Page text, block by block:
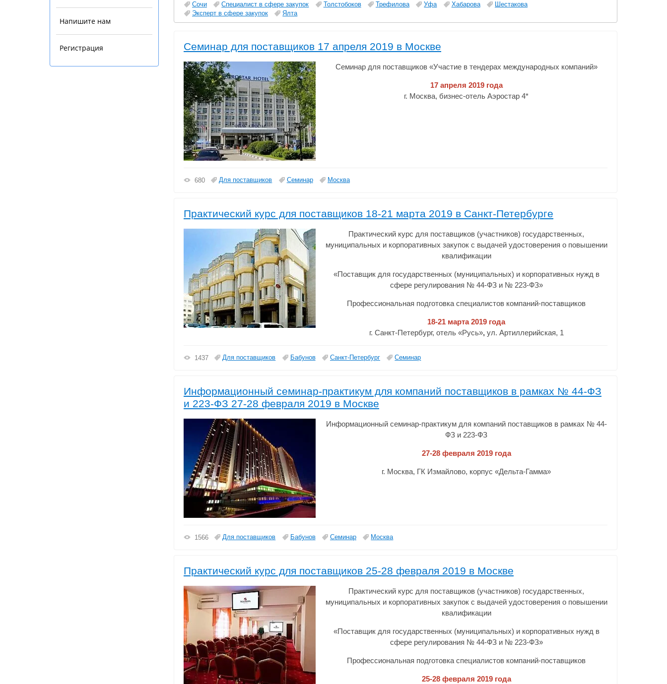
Напишите нам
Регистрация
Сочи
Специалист в сфере закупок Толстобоков Трефилова Уфа Хабарова
Шестакова
Эксперт в сфере закупок
Ялта
Семинар для поставщиков 17 апреля 2019 в Москве
Семинар для поставщиков «Участие в тендерах международных компаний»
17 апреля 2019 года
г. Москва, бизнес-отель Аэростар 4*
680 Для поставщиков Семинар Москва
Практический курс для поставщиков 18-21 марта 2019 в Санкт-Петербурге
Практический курс для поставщиков (участников) государственных,
муниципальных и корпоративных закупок с выдачей удостоверения о повышении
квалификации
«Поставщик для государственных (муниципальных) и корпоративных нужд в
сфере регулирования № 44-ФЗ и № 223-ФЗ»
Профессиональная подготовка специалистов компаний-поставщиков
18-21 марта 2019 года
г. Санкт-Петербург, отель «Русь», ул. Артиллерийская, 1
1437 Для поставщиков Бабунов Санкт-Петербург Семинар
Информационный семинар-практикум для компаний поставщиков в рамках № 44-ФЗ
и 223-ФЗ 27-28 февраля 2019 в Москве
Информационный семинар-практикум для компаний поставщиков в рамках № 44-
ФЗ и 223-ФЗ
27-28 февраля 2019 года
г. Москва, ГК Измайлово, корпус «Дельта-Гамма»
1566 Для поставщиков Бабунов Семинар Москва
Практический курс для поставщиков 25-28 февраля 2019 в Москве
Практический курс для поставщиков (участников) государственных,
муниципальных и корпоративных закупок с выдачей удостоверения о повышении
квалификации
«Поставщик для государственных (муниципальных) и корпоративных нужд в
сфере регулирования № 44-ФЗ и № 223-ФЗ»
Профессиональная подготовка специалистов компаний-поставщиков
25-28 февраля 2019 года